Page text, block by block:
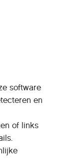
software
en
of links